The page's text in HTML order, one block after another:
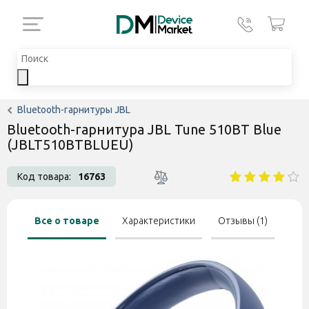
Bluetooth-гарнитуры JBL
Bluetooth-гарнитура JBL Tune 510BT Blue
(JBLT510BTBLUEU)
Код товара: 16763
Все о товаре Характеристики Отзывы (1)